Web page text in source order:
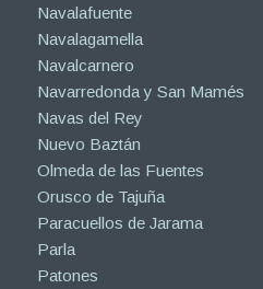
Navalafuente
Navalagamella
Navalcarnero
Navarredonda y San Mamés
Navas del Rey
Nuevo Baztán
Olmeda de las Fuentes
Orusco de Tajuña
Paracuellos de Jarama
Parla
Patones